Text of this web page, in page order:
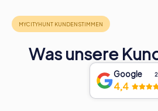
Was unsere
Google
4,4